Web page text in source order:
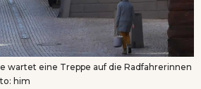
wartet eine Treppe auf die Radfahrerinnen
him